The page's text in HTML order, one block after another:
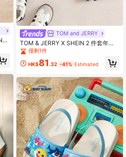
TOM and JERRY
TOM & JERRY X SHEIN 2 件套年轻
男孩卡通动物印花拼色休闲短袖 T 恤
和短裤套装，适合春夏季节
僅剩1件
HK$81 .32 -41% Estimated